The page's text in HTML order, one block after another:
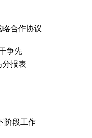
合作协议
争先
报表
阶段工作